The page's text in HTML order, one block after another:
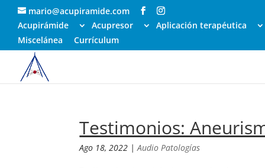
mario@acupiramide.com
Acupirámide
Acupresor Aplicación terapéutica
Miscelánea
Currículum
Testimonios:
Ago 18, 2022 |Audio Patologías